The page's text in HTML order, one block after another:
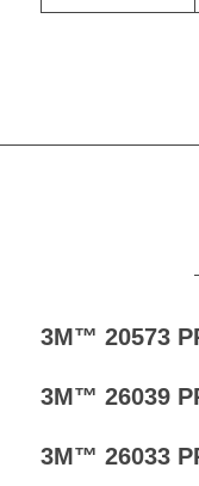
3M™ 20573
3M™ 26039
3M™ 26033